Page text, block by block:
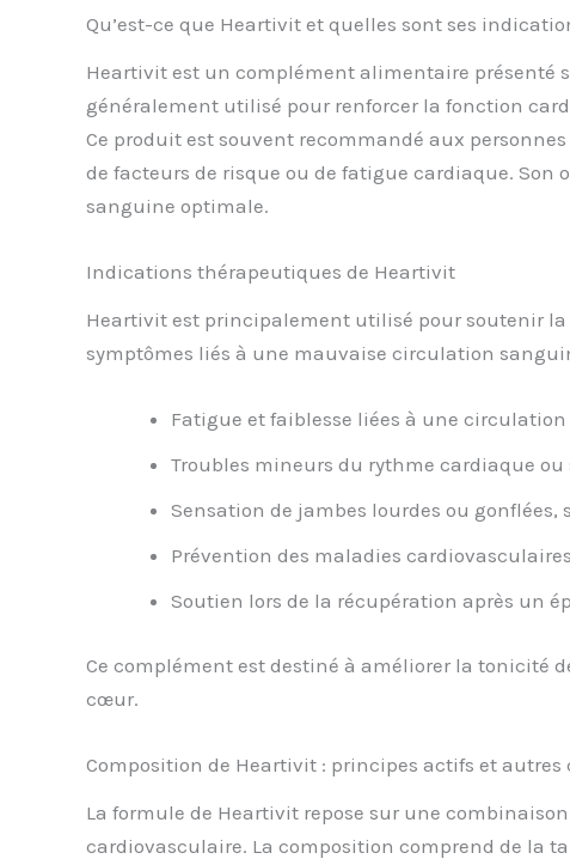
Qu’est-ce que Heartivit et quelles sont ses
Heartivit est un complément alimentaire présenté
généralement utilisé pour renforcer la fonction
Ce produit est souvent recommandé aux
de facteurs de risque ou de fatigue cardiaque.
sanguine optimale.
Indications thérapeutiques de Heartivit
Heartivit est principalement utilisé pour soutenir
symptômes liés à une mauvaise circulation
Fatigue et faiblesse liées à une
Troubles mineurs du rythme cardiaque
Sensation de jambes lourdes ou
Prévention des maladies
Soutien lors de la récupération après un
Ce complément est destiné à améliorer la tonicité
cœur.
Composition de Heartivit : principes actifs et autres
La formule de Heartivit repose sur une
cardiovasculaire. La composition comprend de la